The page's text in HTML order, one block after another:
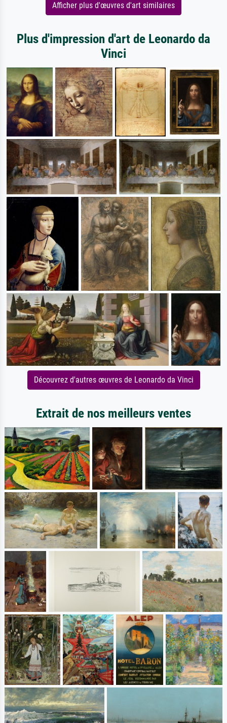
Afficher plus d'œuvres d'art similaires
Plus d'impression d'art de Leonardo da
Vinci
Découvrez d'autres œuvres de Leonardo da Vinci
Extrait de nos meilleurs ventes